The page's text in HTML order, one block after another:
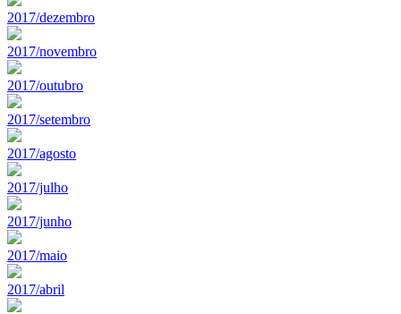
2017/dezembro
2017/novembro
2017/outubro
2017/setembro
2017/agosto
2017/julho
2017/junho
2017/maio
2017/abril